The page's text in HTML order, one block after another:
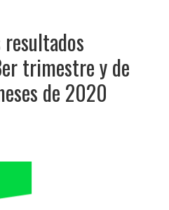
trimestre y de
de 2020